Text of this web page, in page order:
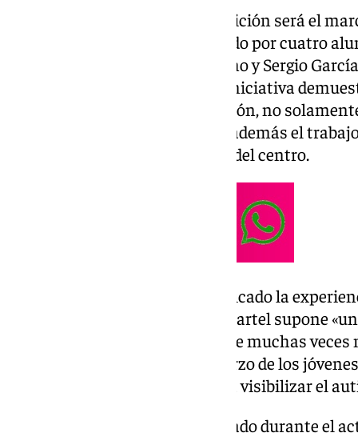
La principal novedad de esta edición será el
cartel oficial de la feria, elaborado por cuatro
Narciso Quintana, Mario Moreno y Sergio
alcalde ha destacado que esta iniciativa
está concienciada por la inclusión, no
también lúdica», agradeciendo además el
profesorado y de los monitores del centro.
Por su parte, Diego Vela ha calificado la
para EDAU, asegurando que el cartel supone
capacidades extraordinarias que muchas
creatividad, la ilusión y el esfuerzo de los
Ayuntamiento que contribuya a visibilizar el
Los propios autores han explicado durante el